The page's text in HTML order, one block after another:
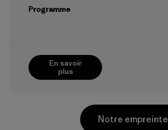
En savoir
plus
Programme
Notre empreinte